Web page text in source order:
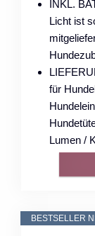
INKL.
Licht ist
für
Lumen /
BESTSELLER